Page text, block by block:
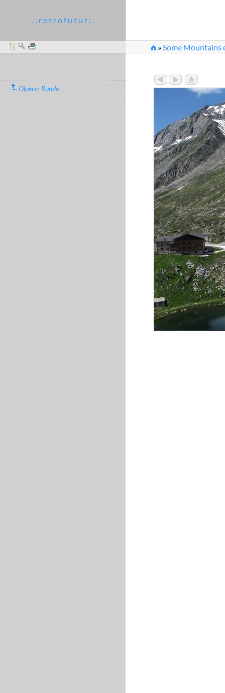
. : r e t r o f u t u r : .
»Some Mountains
Olperer Runde